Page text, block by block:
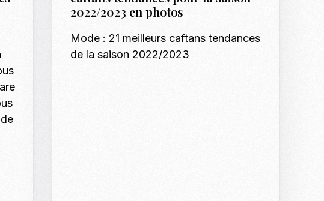
Shotify
Casting Top Model Search
Casting Mannequins, Modeles & Talents
Séance Photo, shooting et régie photo en Tunisie
Les tendances mode
2022/2023 en photos
Mode : 21 meilleurs caftans tendances
de la saison 2022/2023